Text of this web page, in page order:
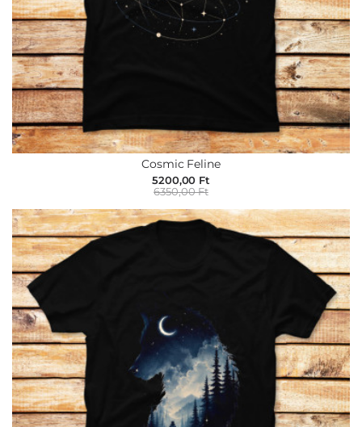
Cosmic Feline
5200,00 Ft
6350,00 Ft